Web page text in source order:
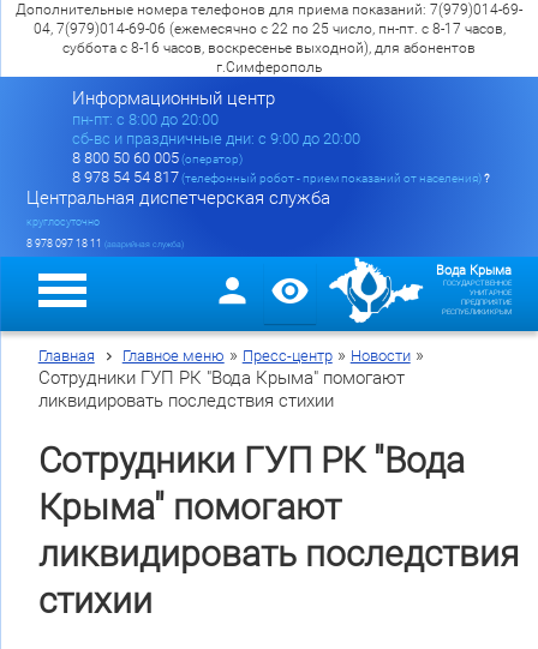
Дополнительные номера телефонов для приема показаний: 7(979)014-69-
04, 7(979)014-69-06 (ежемесячно с 22 по 25 число, пн-пт. с 8-17 часов,
суббота с 8-16 часов, воскресенье выходной), для абонентов
г.Симферополь
Информационный центр
пн-пт: c 8:00 до 20:00
сб-вс и праздничные дни: с 9:00 до 20:00
8 800 50 60 005(оператор)
8 978 54 54 817(телефонный робот - прием показаний от населения)?
Центральная диспетчерская служба
круглосуточно
8 978 097 18 11 (аварийная служба)
Вода Крыма
ГОСУДАРСТВЕННОЕ
УНИТАРНОЕ
ПРЕДПРИЯТИЕ
РЕСПУБЛИКИ КРЫМ
Главная Главное меню » Пресс-центр» Новости»
Сотрудники ГУП РК "Вода Крыма" помогают
ликвидировать последствия стихии
Сотрудники ГУП РК "Вода
Крыма" помогают
ликвидировать последствия
стихии